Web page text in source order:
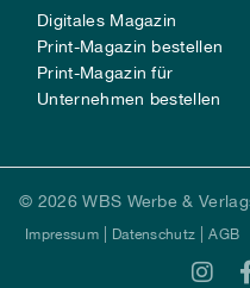
Digitales Magazin
Print-Magazin bestellen
Print-Magazin für
Unternehmen bestellen
© 2026 WBS Werbe &
Impressum Datenschutz AGB